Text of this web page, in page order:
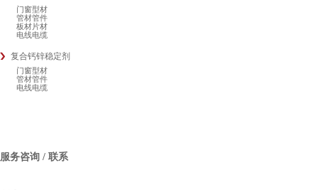
门窗型材
管材管件
板材片材
电线电缆
复合钙锌稳定剂
门窗型材
管材管件
电线电缆
服务咨询 / 联系